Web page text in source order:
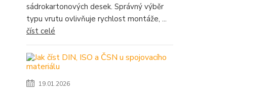
sádrokartonových desek. Správný výběr
typu vrutu ovlivňuje rychlost montáže, ...
číst celé
19.01.2026